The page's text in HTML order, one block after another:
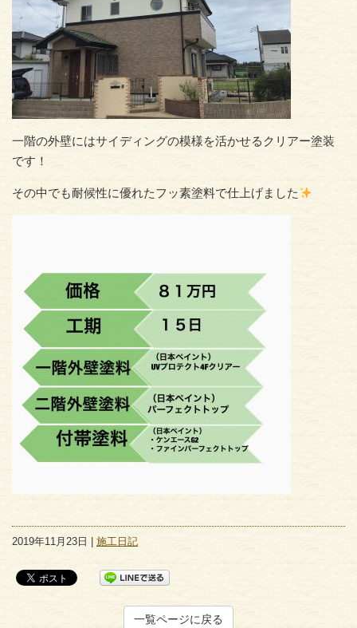
一階の外壁にはサイディングの模様を活かせるクリアー塗装
です！
その中でも耐候性に優れたフッ素塗料で仕上げました
2019年11月23日 | 施工日記
一覧ページに戻る